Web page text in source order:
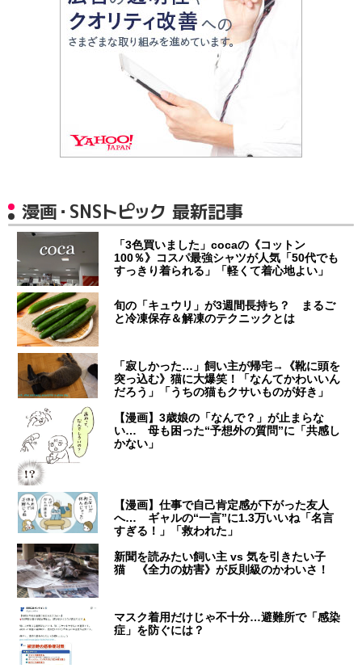
漫画・SNSトピック 最新記事
「3色買いました」cocaの《コットン
100％》コスパ最強シャツが人気「50代でも
すっきり着られる」「軽くて着心地よい」
旬の「キュウリ」が3週間長持ち？ まるご
と冷凍保存＆解凍のテクニックとは
「寂しかった…」飼い主が帰宅→《靴に頭を
突っ込む》猫に大爆笑！「なんてかわいいん
だろう」「うちの猫もクサいものが好き」
【漫画】3歳娘の「なんで？」が止まらな
い… 母も困った“予想外の質問”に「共感し
かない」
【漫画】仕事で自己肯定感が下がった友人
へ… ギャルの“一言”に1.3万いいね「名言
すぎる！」「救われた」
新聞を読みたい飼い主 vs 気を引きたい子
猫 《全力の妨害》が反則級のかわいさ！
マスク着用だけじゃ不十分…避難所で「感染
症」を防ぐには？